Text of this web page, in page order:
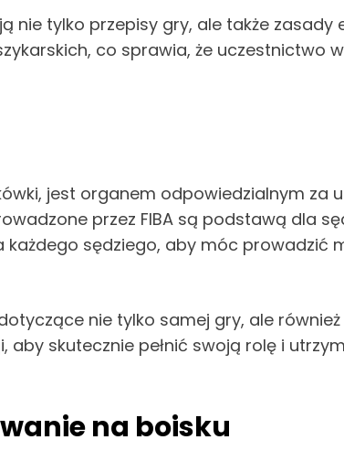
nie tylko przepisy gry, ale także zasady
co sprawia, że uczestnictwo
jest organem odpowiedzialnym
przez FIBA są podstawą dla
sędziego, aby móc prowadzić
nie tylko samej gry, ale
skutecznie pełnić swoją rolę i
na boisku